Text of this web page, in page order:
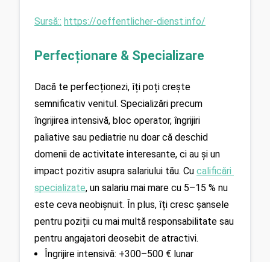
Sursă:: https://oeffentlicher-dienst.info/
Perfecționare & Specializare
Dacă te perfecționezi, îți poți crește
semnificativ venitul. Specializări precum
îngrijirea intensivă, bloc operator, îngrijiri
paliative sau pediatrie nu doar că deschid
domenii de activitate interesante, ci au și un
impact pozitiv asupra salariului tău. Cu calificări
specializate, un salariu mai mare cu 5–15 % nu
este ceva neobișnuit. În plus, îți cresc șansele
pentru poziții cu mai multă responsabilitate sau
pentru angajatori deosebit de atractivi.
Îngrijire intensivă: +300–500 € lunar